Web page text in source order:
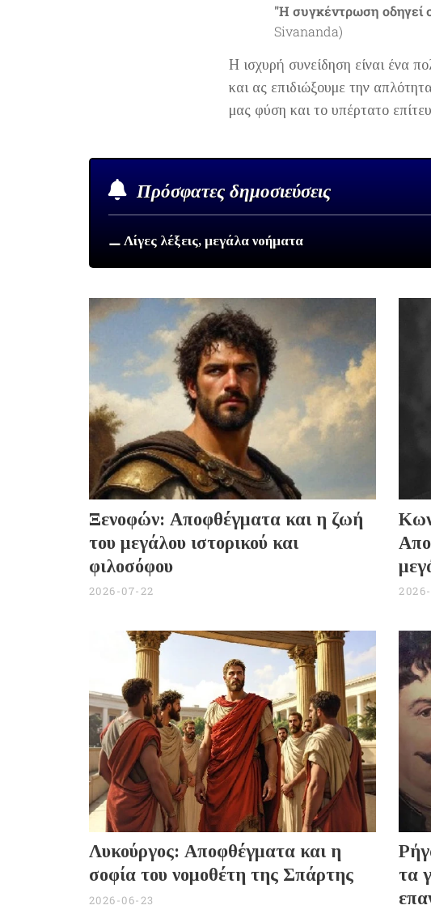
"Η συγκέντρωση οδηγεί
Sivananda)
Η ισχυρή συνείδηση είναι ένα
και ας επιδιώξουμε την
μας φύση και το υπέρτατο
Πρόσφατες δημοσιεύσεις
⚊ Λίγες λέξεις, μεγάλα νοήματα
Ξενοφών: Αποφθέγματα και η ζωή
του μεγάλου ιστορικού και
φιλοσόφου
2026-07-22
Λυκούργος: Αποφθέγματα και η
σοφία του νομοθέτη της Σπάρτης
2026-06-23
τα